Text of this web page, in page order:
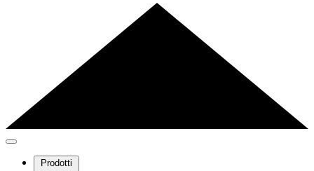
Prodotti